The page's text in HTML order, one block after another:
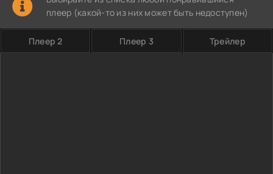
плеер (какой-то из них может быть недоступен)
Плеер 2 Плеер 3 Трейлер